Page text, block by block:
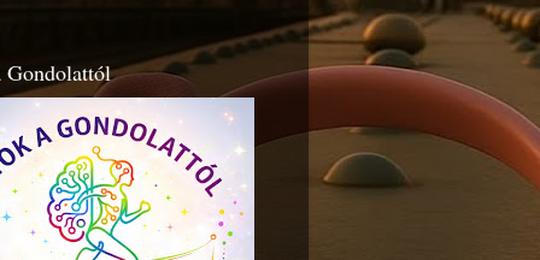
Gondolattól